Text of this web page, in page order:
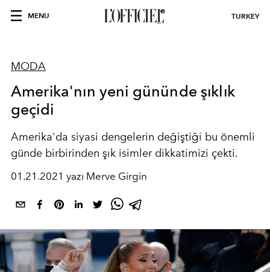
MENU TURKEY
MODA
Amerika'nın yeni gününde şıklık
geçidi
Amerika'da siyasi dengelerin değiştiği bu önemli
günde birbirinden şık isimler dikkatimizi çekti.
01.21.2021 yazı Merve Girgin